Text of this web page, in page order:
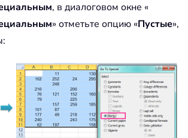
, в диалоговом окне «
» отметьте опцию «Пустые»,